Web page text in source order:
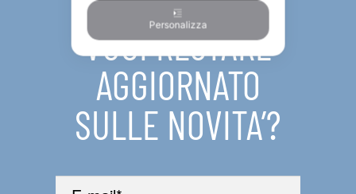
VUOI RESTARE
AGGIORNATO
SULLE NOVITA’?
Personalizza